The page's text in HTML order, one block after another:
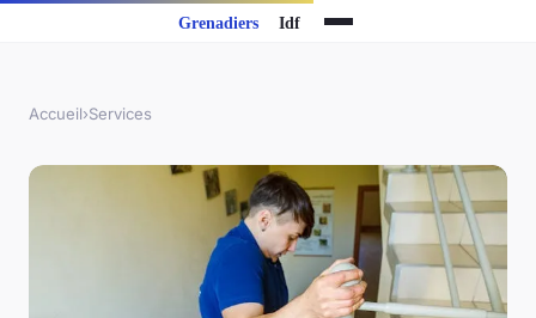
Accueil›Services